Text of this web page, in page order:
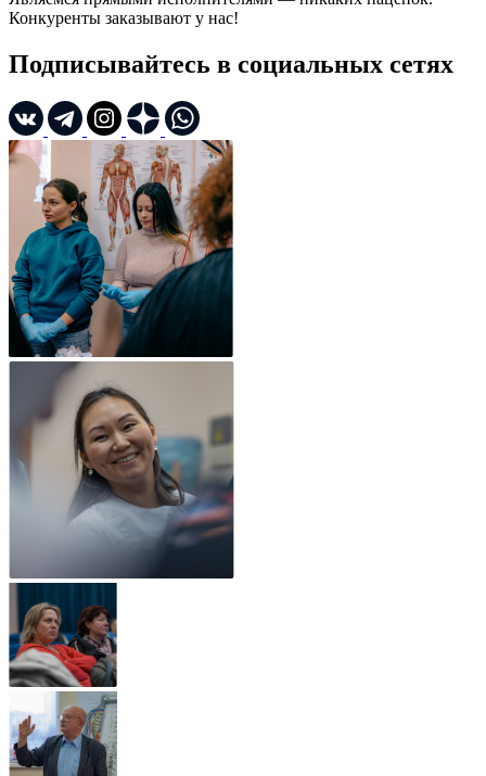
Конкуренты заказывают у нас!
Подписывайтесь в социальных сетях